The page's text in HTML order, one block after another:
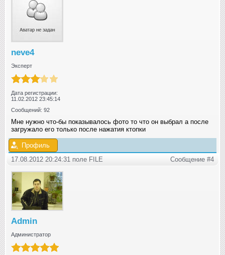
neve4
Эксперт
Дата регистрации:
11.02.2012 23:45:14
Сообщений: 92
Мне нужно что-бы показывалось фото то что он выбрал а после
загружало его только после нажатия ктопки
Профиль
17.08.2012 20:24:31 поле FILE
Сообщение #4
Admin
Администратор